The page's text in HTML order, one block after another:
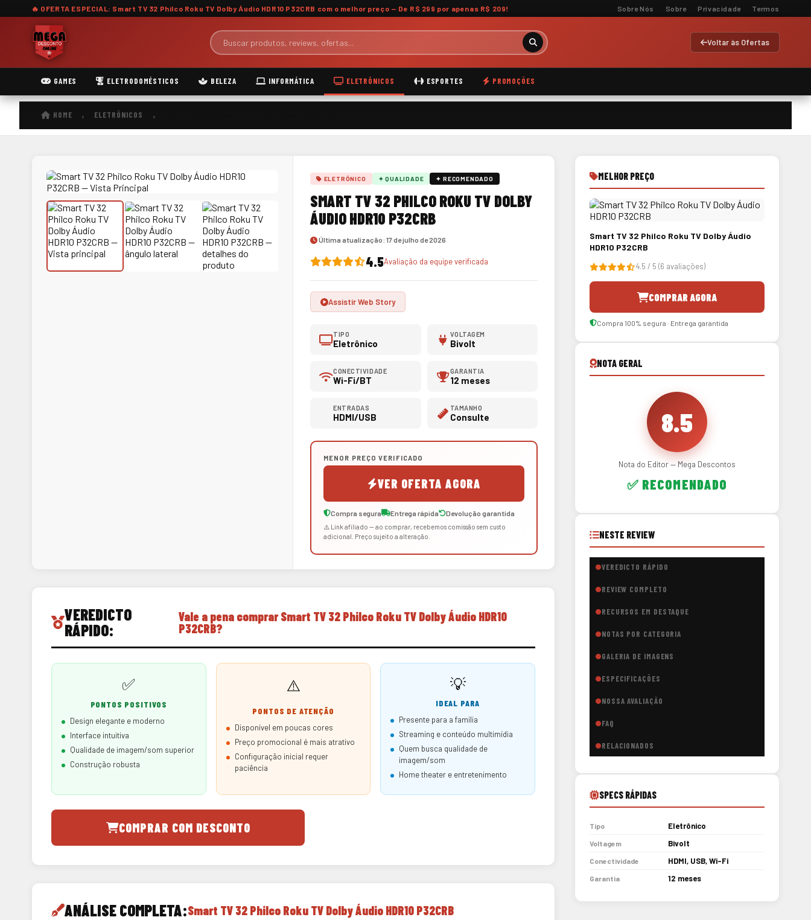
🔥 OFERTA ESPECIAL: Smart TV 32 Philco Roku TV Dolby Áudio HDR10 P32CRB com o melhor preço — De R$ 299 por apenas R$ 209! Sobre Nós Sobre Privacidade Termos
Voltar às Ofertas
GAMES ELETRODOMÉSTICOS BELEZA INFORMÁTICA ELETRÔNICOS ESPORTES PROMOÇÕES
HOME › ELETRÔNICOS ›
ELETRÔNICO ✦ QUALIDADE ✦ RECOMENDADO
SMART TV 32 PHILCO ROKU TV DOLBY
ÁUDIO HDR10 P32CRB
Última atualização: 17 de julho de 2026
4.5Avaliação da equipe verificada
Assistir Web Story
TIPO
Eletrônico
VOLTAGEM
Bivolt
CONECTIVIDADE
Wi-Fi/BT
GARANTIA
12 meses
ENTRADAS
HDMI/USB
TAMANHO
Consulte
MENOR PREÇO VERIFICADO
VER OFERTA AGORA
Compra segura Entrega rápida Devolução garantida
⚠️ Link afiliado — ao comprar, recebemos comissão sem custo
adicional. Preço sujeito a alteração.
VEREDICTO
RÁPIDO:
Vale a pena comprar Smart TV 32 Philco Roku TV Dolby Áudio HDR10
P32CRB?
✅
PONTOS POSITIVOS
Design elegante e moderno
Interface intuitiva
Qualidade de imagem/som superior
Construção robusta
⚠️
PONTOS DE ATENÇÃO
Disponível em poucas cores
Preço promocional é mais atrativo
Configuração inicial requer
paciência
💡
IDEAL PARA
Presente para a família
Streaming e conteúdo multimídia
Quem busca qualidade de
imagem/som
Home theater e entretenimento
COMPRAR COM DESCONTO
ANÁLISE COMPLETA:Smart TV 32 Philco Roku TV Dolby Áudio HDR10 P32CRB
MELHOR PREÇO
Smart TV 32 Philco Roku TV Dolby Áudio
HDR10 P32CRB
4.5 / 5 (6 avaliações)
COMPRAR AGORA
Compra 100% segura · Entrega garantida
NOTA GERAL
8.5
Nota do Editor — Mega Descontos
✅ RECOMENDADO
NESTE REVIEW
VEREDICTO RÁPIDO
REVIEW COMPLETO
RECURSOS EM DESTAQUE
NOTAS POR CATEGORIA
GALERIA DE IMAGENS
ESPECIFICAÇÕES
NOSSA AVALIAÇÃO
FAQ
RELACIONADOS
SPECS RÁPIDAS
Tipo Eletrônico
Voltagem Bivolt
Conectividade HDMI, USB, Wi-Fi
Garantia 12 meses